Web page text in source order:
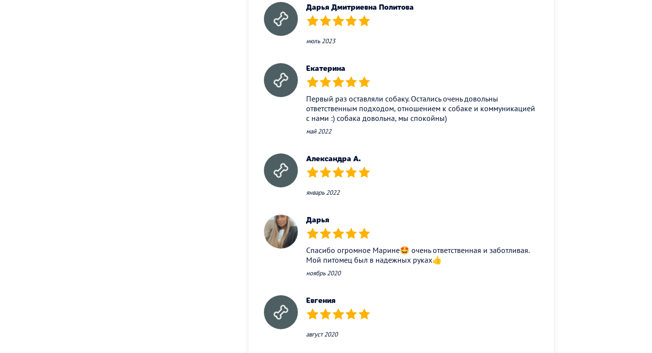
Дарья Дмитриевна Политова
(*) (*) (*) (*) (*)
июль 2023
Екатерина
(*) (*) (*) (*) (*)
Первый раз оставляли собаку. Остались очень довольны
ответственным подходом, отношением к собаке и коммуникацией
с нами :) собака довольна, мы спокойны)
май 2022
Александра А.
(*) (*) (*) (*) (*)
январь 2022
Дарья
(*) (*) (*) (*) (*)
Спасибо огромное Марине🤩 очень ответственная и заботливая.
Мой питомец был в надежных руках👍
ноябрь 2020
Евгения
(*) (*) (*) (*) (*)
август 2020